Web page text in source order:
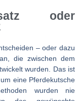
oder
– oder dazu
die zwischen dem
wurden. Das ist
eine Pferdekutsche
wurden nie